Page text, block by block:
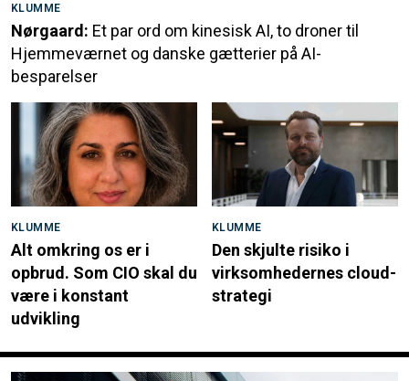
KLUMME
Nørgaard: Et par ord om kinesisk AI, to droner til
Hjemmeværnet og danske gætterier på AI-
besparelser
KLUMME
Alt omkring os er i
opbrud. Som CIO skal du
være i konstant
udvikling
KLUMME
Den skjulte risiko i
virksomhedernes cloud-
strategi